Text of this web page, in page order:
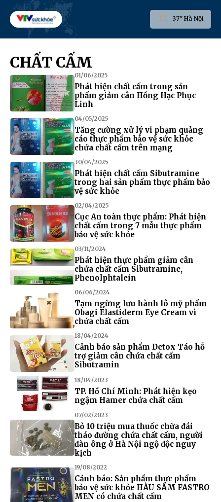
37° Hà Nội
CHẤT CẤM
01/06/2025
Phát hiện chất cấm trong sản
phẩm giảm cân Hồng Hạc Phục
Linh
04/05/2025
Tăng cường xử lý vi phạm quảng
cáo thực phẩm bảo vệ sức khỏe
chứa chất cấm trên mạng
30/04/2025
Phát hiện chất cấm Sibutramine
trong hai sản phẩm thực phẩm bảo
vệ sức khỏe
02/04/2025
Cục An toàn thực phẩm: Phát hiện
chất cấm trong 7 mẫu thực phẩm
bảo vệ sức khỏe
03/11/2024
Phát hiện thực phẩm giảm cân
chứa chất cấm Sibutramine,
Phenolphtalein
06/06/2024
Tạm ngừng lưu hành lô mỹ phẩm
Obagi Elastiderm Eye Cream vì
chứa chất cấm
18/04/2024
Cảnh báo sản phẩm Detox Táo hỗ
trợ giảm cân chứa chất cấm
Sibutramin
18/04/2023
TP. Hồ Chí Minh: Phát hiện kẹo
ngậm Hamer chứa chất cấm
07/02/2023
Bỏ 10 triệu mua thuốc chữa đái
tháo đường chứa chất cấm, người
đàn ông ở Hà Nội ngộ độc nguy
kịch
19/08/2022
Cảnh báo: Sản phẩm thực phẩm
bảo vệ sức khỏe HÀU SÂM FASTRO
MEN có chứa chất cấm